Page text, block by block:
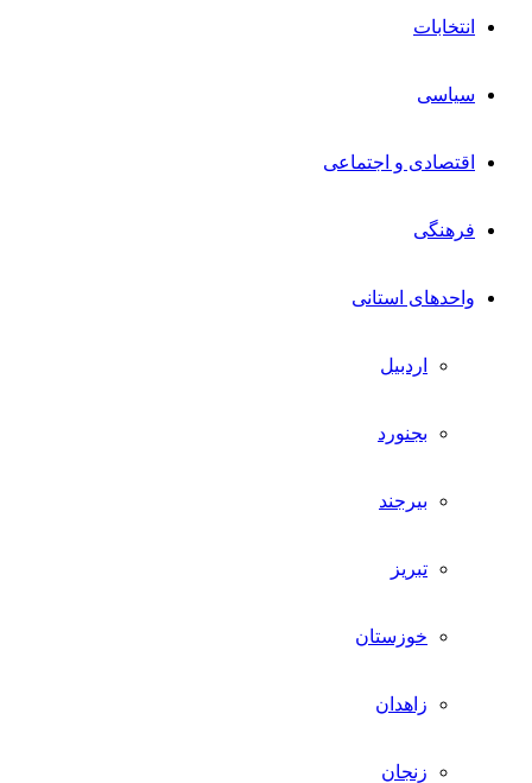
انتخابات
سیاسی
اقتصادی و اجتماعی
فرهنگی
واحدهای استانی
اردبیل
بجنورد
بیرجند
تبریز
خوزستان
زاهدان
زنجان